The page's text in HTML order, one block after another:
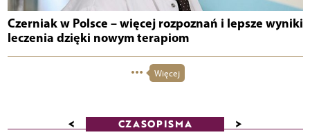
Czerniak w Polsce – więcej rozpoznań i lepsze wyniki
leczenia dzięki nowym terapiom
Więcej
< CZASOPISMA >